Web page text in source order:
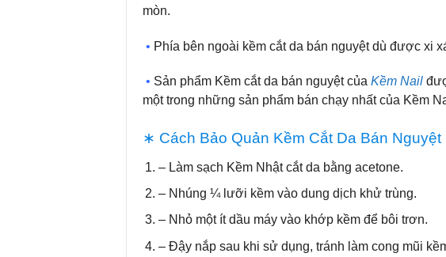
mòn.
• Phía bên ngoài kềm cắt da bán nguyệt dù được xi
• Sản phẩm Kềm cắt da bán nguyệt của Kềm Nail
một trong những sản phẩm bán chạy nhất của Kềm
∗ Cách Bảo Quản Kềm Cắt Da Bán Nguyệt
– Làm sạch Kềm Nhật cắt da bằng acetone.
– Nhúng ¼ lưỡi kềm vào dung dịch khử trùng.
– Nhỏ một ít dầu máy vào khớp kềm để bôi trơn.
– Đậy nắp sau khi sử dụng, tránh làm cong mũi